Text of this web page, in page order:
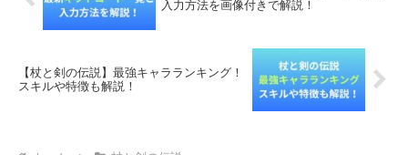
入力方法を画像付きで解説！
【杖と剣の伝説】最強キャラランキング！
スキルや特徴も解説！